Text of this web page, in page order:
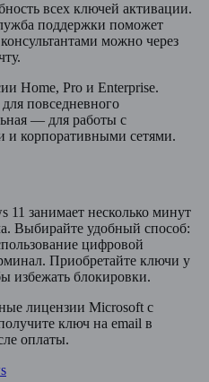
всех ключей активации.
поддержки поможет
можно через
Home, Pro и Enterprise.
повседневного
— для работы с
корпоративными сетями.
11 занимает несколько минут
Выбирайте удобный способ:
цифровой
Приобретайте ключи у
избежать блокировки.
лицензии Microsoft с
ключ на email в
оплаты.